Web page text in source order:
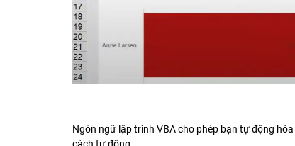
Ngôn ngữ lập trình VBA cho phép bạn tự động